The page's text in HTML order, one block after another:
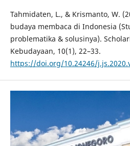
Tahmidaten, L., & Krismanto, W.
budaya membaca di Indonesia
problematika & solusinya).
Kebudayaan, 10(1), 22–33.
https://doi.org/10.24246/